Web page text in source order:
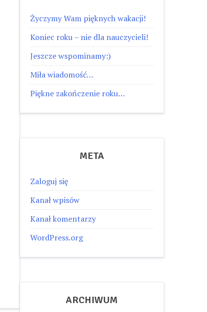
Życzymy Wam pięknych wakacji!
Koniec roku – nie dla nauczycieli!
Jeszcze wspominamy:)
Miła wiadomość…
Piękne zakończenie roku…
META
Zaloguj się
Kanał wpisów
Kanał komentarzy
WordPress.org
ARCHIWUM